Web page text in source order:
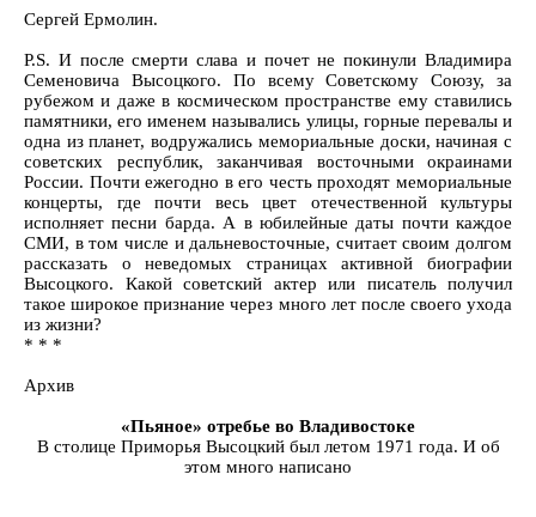
Сергей Ермолин.
P.S. И после смерти слава и почет не покинули Владимира
Семеновича Высоцкого. По всему Советскому Союзу, за
рубежом и даже в космическом пространстве ему ставились
памятники, его именем назывались улицы, горные перевалы и
одна из планет, водружались мемориальные доски, начиная с
советских республик, заканчивая восточными окраинами
России. Почти ежегодно в его честь проходят мемориальные
концерты, где почти весь цвет отечественной культуры
исполняет песни барда. А в юбилейные даты почти каждое
СМИ, в том числе и дальневосточные, считает своим долгом
рассказать о неведомых страницах активной биографии
Высоцкого. Какой советский актер или писатель получил
такое широкое признание через много лет после своего ухода
из жизни?
* * *
Архив
«Пьяное» отребье во Владивостоке
В столице Приморья Высоцкий был летом 1971 года. И об
этом много написано